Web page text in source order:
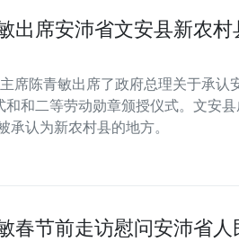
出席安沛省文安县新农
席陈青敏出席了政府总理关于承认
和和二等劳动勋章颁授仪式。文安
承认为新农村县的地方。
春节前走访慰问安沛省